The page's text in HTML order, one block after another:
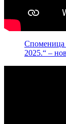
Споменица
2025.“ –